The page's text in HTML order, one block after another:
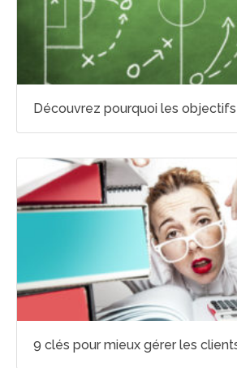
Découvrez pourquoi les
9 clés pour mieux gérer les